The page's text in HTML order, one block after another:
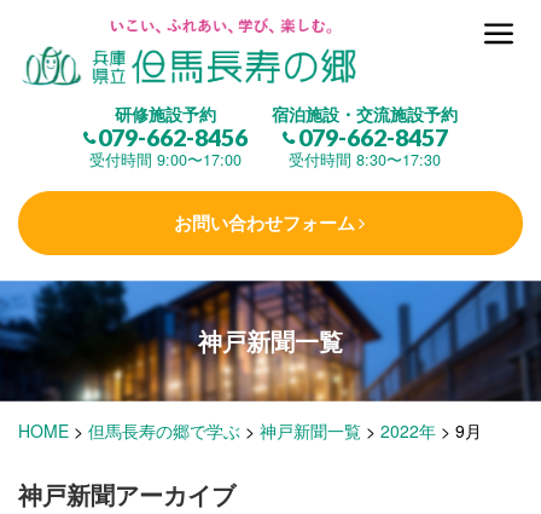
研修施設予約
079-662-8456
受付時間 9:00〜17:00
宿泊施設・交流施設予約
079-662-8457
受付時間 8:30〜17:30
お問い合わせフォーム
但馬長寿の郷とは
(研修施設)
楽しむ
学 ぶ (健康福祉)
泊まる(宿泊)
神戸新聞一覧
HOME > 但馬長寿の郷で学ぶ > 神戸新聞一覧 > 2022年 > 9月
神戸新聞アーカイブ